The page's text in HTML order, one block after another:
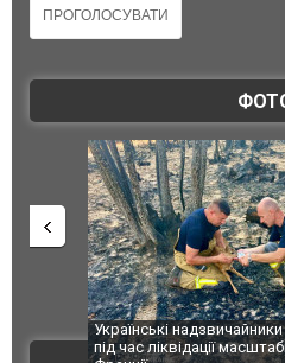
пожежі у
СБУ за сприяння
Болгарії затримала